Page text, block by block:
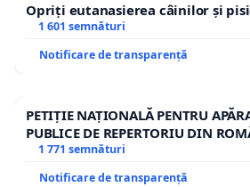
Opriți eutanasierea câinilor și
1 601 semnături
Notificare de transparență
PETIȚIE NAȚIONALĂ PENTRU
PUBLICE DE REPERTORIU DIN
1 771 semnături
Notificare de transparență